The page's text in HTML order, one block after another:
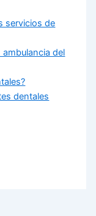
servicios de
del
dentales